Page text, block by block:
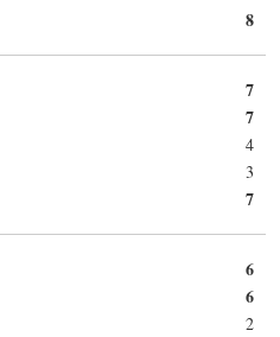
8
7
7
4
3
7
6
6
2